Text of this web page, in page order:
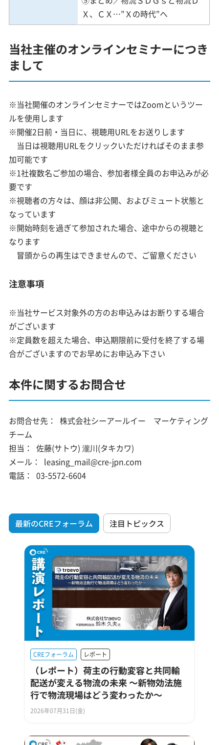
Ｘ、ＣＸ…”Ｘの時代”へ
当社主催のオンラインセミナーにつき
まして
※当社開催のオンラインセミナーではZoomというツー
ルを使用します
※開催2日前・当日に、視聴用URLをお送りします
当日は視聴用URLをクリックいただければそのまま参
加可能です
※1社複数名ご参加の場合、参加者様全員のお申込みが必
要です
※視聴者の方々は、顔は非公開、およびミュート状態と
なっています
※開始時刻を過ぎて参加された場合、途中からの視聴と
なります
冒頭からの再生はできませんので、ご留意ください
注意事項
※当社サービス対象外の方のお申込みはお断りする場合
がございます
※定員数を超えた場合、申込期限前に受付を終了する場
合がございますのでお早めにお申込み下さい
本件に関するお問合せ
お問合せ先：
株式会社シーアールイー マーケティング
チーム
担当：
佐藤(サトウ) 瀧川(タキカワ)
メール：
leasing_mail@cre-jpn.com
電話：
03-5572-6604
最新のCREフォーラム 注目トピックス
CREフォーラム レポート
（レポート）荷主の行動変容と共同輸
配送が変える物流の未来 ～新物効法施
行で物流現場はどう変わったか～
2026年07月31日(金)